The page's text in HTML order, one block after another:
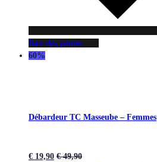
liste des jaimes
60%
Débardeur TC Masseube – Femmes
€ 19,90 €49,90